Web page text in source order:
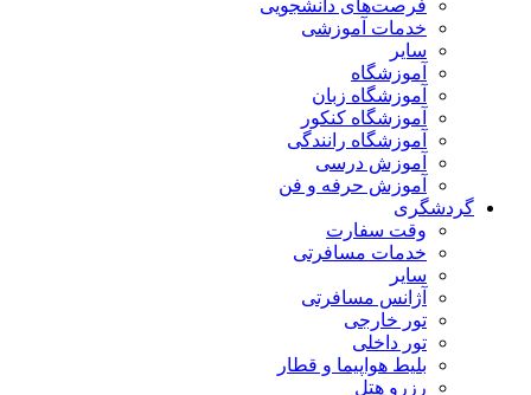
فرصت‌های دانشجویی
خدمات آموزشی
سایر
آموزشگاه
آموزشگاه زبان
آموزشگاه کنکور
آموزشگاه رانندگی
آموزش درسی
آموزش حرفه و فن
گردشگری
وقت سفارت
خدمات مسافرتی
سایر
آژانس مسافرتی
تور خارجی
تور داخلی
بلیط هواپیما و قطار
رزرو هتل